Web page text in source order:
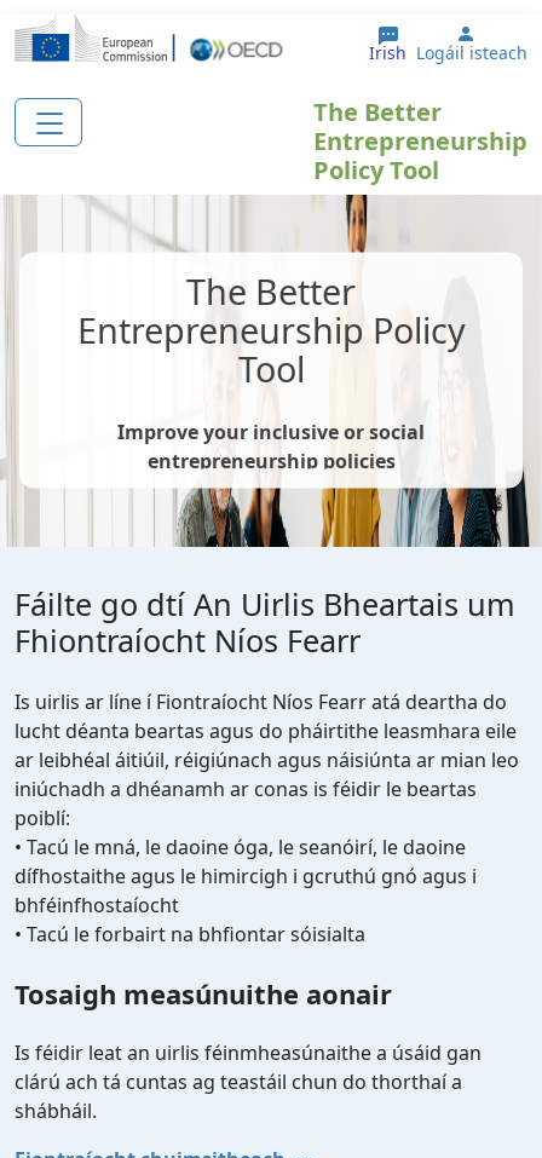
Skip to main content
Irish User
Logáil isteach
The Better
Entrepreneurship
Policy Tool
The Better
Entrepreneurship Policy
Tool
Improve your inclusive or social
entrepreneurship policies
Fáilte go dtí An Uirlis Bheartais um
Fhiontraíocht Níos Fearr
Is uirlis ar líne í Fiontraíocht Níos Fearr atá deartha do
lucht déanta beartas agus do pháirtithe leasmhara eile
ar leibhéal áitiúil, réigiúnach agus náisiúnta ar mian leo
iniúchadh a dhéanamh ar conas is féidir le beartas
poiblí:
• Tacú le mná, le daoine óga, le seanóirí, le daoine
dífhostaithe agus le himircigh i gcruthú gnó agus i
bhféinfhostaíocht
• Tacú le forbairt na bhfiontar sóisialta
Tosaigh measúnuithe aonair
Is féidir leat an uirlis féinmheasúnaithe a úsáid gan
clárú ach tá cuntas ag teastáil chun do thorthaí a
shábháil.